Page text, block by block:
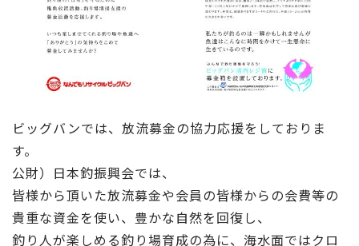
ビッグバンでは、放流募金の協力応援をしておりま
す。
公財）日本釣振興会では、
皆様から頂いた放流募金や会員の皆様からの会費等の
貴重な資金を使い、豊かな自然を回復し、
釣り人が楽しめる釣り場育成の為に、海水面ではクロ